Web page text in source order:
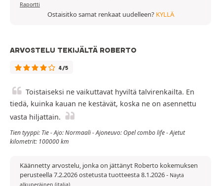
Raportti
Ostaisitko samat renkaat uudelleen? KYLLÄ
ARVOSTELU TEKIJÄLTÄ ROBERTO
4/5
Toistaiseksi ne vaikuttavat hyviltä talvirenkailta. En
tiedä, kuinka kauan ne kestävät, koska ne on asennettu
vasta hiljattain.
Tien tyyppi: Tie - Ajo: Normaali - Ajoneuvo: Opel combo life - Ajetut
kilometrit: 100000 km
Käännetty arvostelu, jonka on jättänyt Roberto kokemuksen
perusteella 7.2.2026 ostetusta tuotteesta 8.1.2026- Näytä